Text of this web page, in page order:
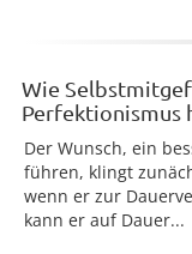
Wie
Perfektionismus
Der Wunsch, ein
führen, klingt
wenn er zur
kann er auf Dauer...